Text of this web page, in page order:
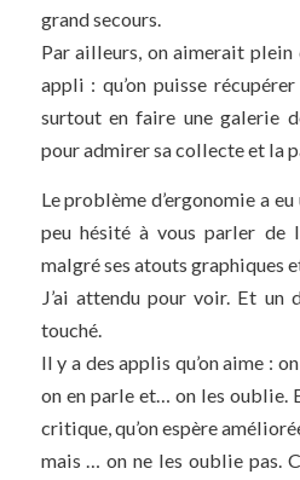
grand secours.
Par ailleurs, on aimerait plein
appli : qu’on puisse
surtout en faire une galerie
pour admirer sa collecte et la
Le problème d’ergonomie a eu
peu hésité à vous parler de
malgré ses atouts graphiques
J’ai attendu pour voir. Et un
touché.
Il y a des applis qu’on aime :
on en parle et… on les oublie.
critique, qu’on espère
mais … on ne les oublie pas.